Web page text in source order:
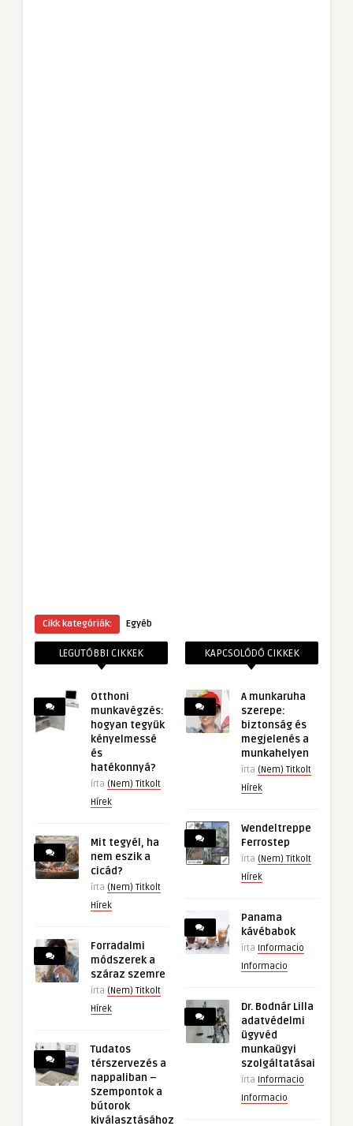
Cikk kategóriák: Egyéb
LEGUTÓBBI CIKKEK
Otthoni
munkavégzés:
hogyan tegyük
kényelmessé
és
hatékonnyá?
írta (Nem) Titkolt
Hírek
Mit tegyél, ha
nem eszik a
cicád?
írta (Nem) Titkolt
Hírek
Forradalmi
módszerek a
száraz szemre
írta (Nem) Titkolt
Hírek
Tudatos
térszervezés a
nappaliban –
Szempontok a
bútorok
kiválasztásához
KAPCSOLÓDÓ CIKKEK
A munkaruha
szerepe:
biztonság és
megjelenés a
munkahelyen
írta (Nem) Titkolt
Hírek
Wendeltreppe
Ferrostep
írta (Nem) Titkolt
Hírek
Panama
kávébabok
írta
Informacio
Informacio
Dr. Bodnár Lilla
adatvédelmi
ügyvéd
munkaügyi
szolgáltatásai
írta
Informacio
Informacio